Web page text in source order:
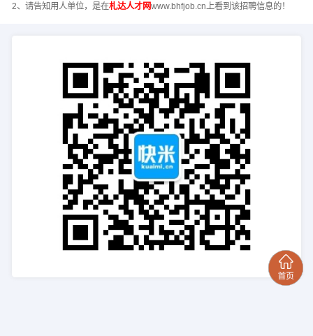
2、请告知用人单位，是在札达人才网www.bhfjob.cn上看到该招聘信息的！